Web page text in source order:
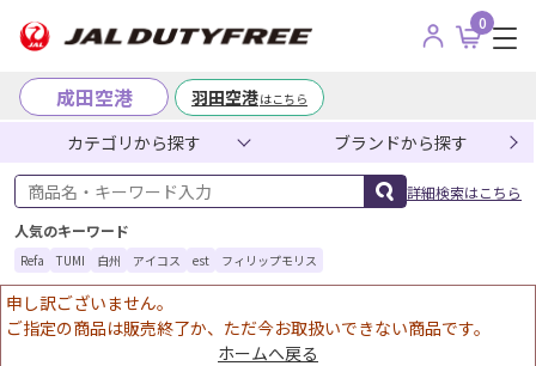
0
成田空港 羽田空港はこちら
カテゴリから探す ブランドから探す
商品名・キーワード入力
詳細検索はこちら
人気のキーワード
Refa TUMI 白州 アイコス est フィリップモリス
申し訳ございません。
ご指定の商品は販売終了か、ただ今お取扱いできない商品です。
ホームへ戻る